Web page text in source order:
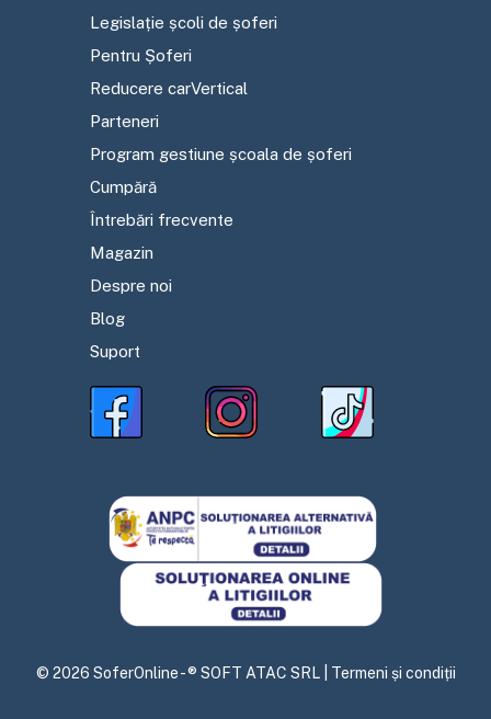
Legislație școli de șoferi
Pentru Șoferi
Reducere carVertical
Parteneri
Program gestiune școala de șoferi
Cumpără
Întrebări frecvente
Magazin
Despre noi
Blog
Suport
© 2026 SoferOnline - ® SOFT ATAC SRL | Termeni și condiții